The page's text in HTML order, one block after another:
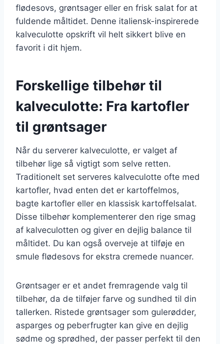
flødesovs, grøntsager eller en frisk salat for at
fuldende måltidet. Denne italiensk-inspirerede
kalveculotte opskrift vil helt sikkert blive en
favorit i dit hjem.
Forskellige tilbehør til
kalveculotte: Fra kartofler
til grøntsager
Når du serverer kalveculotte, er valget af
tilbehør lige så vigtigt som selve retten.
Traditionelt set serveres kalveculotte ofte med
kartofler, hvad enten det er kartoffelmos,
bagte kartofler eller en klassisk kartoffelsalat.
Disse tilbehør komplementerer den rige smag
af kalveculotten og giver en dejlig balance til
måltidet. Du kan også overveje at tilføje en
smule flødesovs for ekstra cremede nuancer.
Grøntsager er et andet fremragende valg til
tilbehør, da de tilføjer farve og sundhed til din
tallerken. Ristede grøntsager som gulerødder,
asparges og peberfrugter kan give en dejlig
sødme og sprødhed, der passer perfekt til den